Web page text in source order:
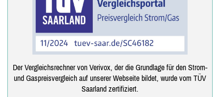
Der Vergleichsrechner von Verivox, der die Grundlage für den Strom-
und Gaspreisvergleich auf unserer Webseite bildet, wurde vom TÜV
Saarland zertifiziert.